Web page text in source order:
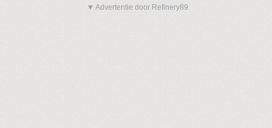
▼ Advertentie door Refinery89